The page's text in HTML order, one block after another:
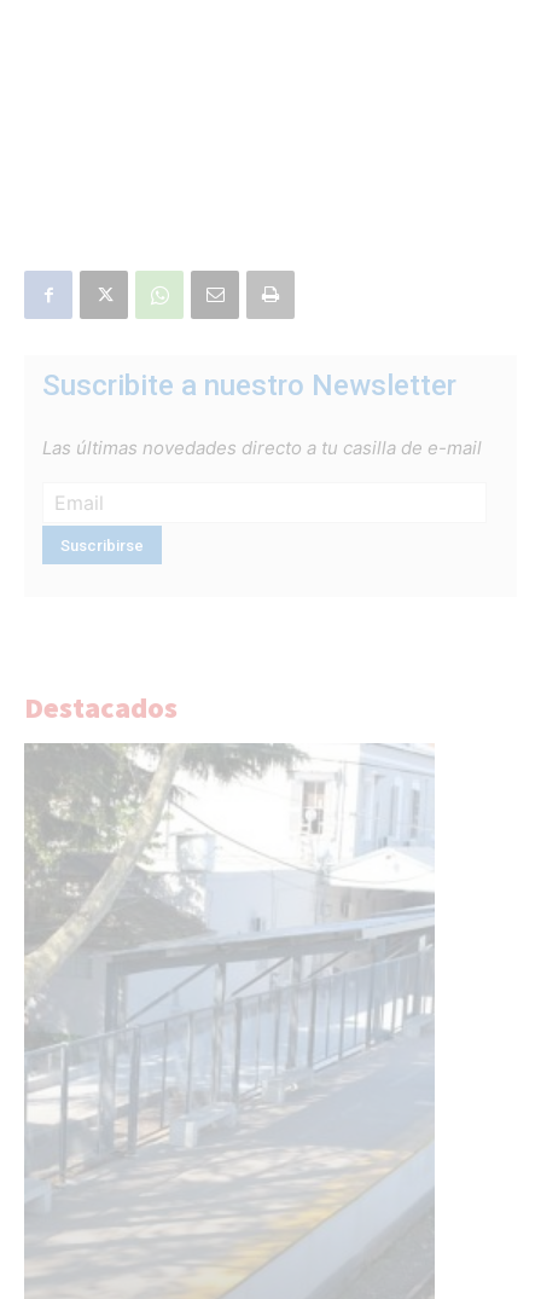
Suscribite a nuestro Newsletter
Las últimas novedades directo a tu casilla de e-mail
Destacados